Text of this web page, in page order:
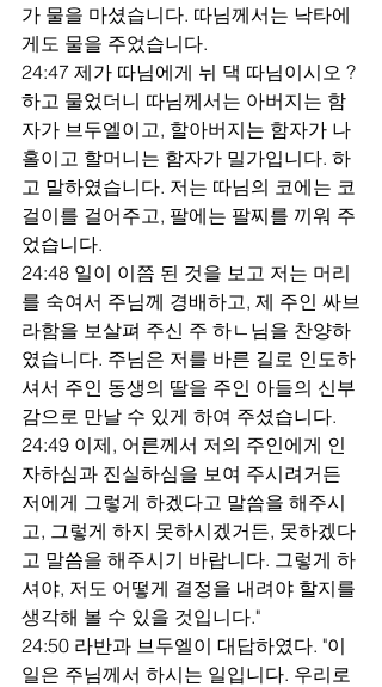
가 물을 마셨습니다. 따님께서는 낙타에
게도 물을 주었습니다.
24:47 제가 따님에게 뉘 댁 따님이시오 ?
하고 물었더니 따님께서는 아버지는 함
자가 브두엘이고, 할아버지는 함자가 나
홀이고 할머니는 함자가 밀가입니다. 하
고 말하였습니다. 저는 따님의 코에는 코
걸이를 걸어주고, 팔에는 팔찌를 끼워 주
었습니다.
24:48 일이 이쯤 된 것을 보고 저는 머리
를 숙여서 주님께 경배하고, 제 주인 싸브
라함을 보살펴 주신 주 하ㄴ님을 찬양하
였습니다. 주님은 저를 바른 길로 인도하
셔서 주인 동생의 딸을 주인 아들의 신부
감으로 만날 수 있게 하여 주셨습니다.
24:49 이제, 어른께서 저의 주인에게 인
자하심과 진실하심을 보여 주시려거든
저에게 그렇게 하겠다고 말씀을 해주시
고, 그렇게 하지 못하시겠거든, 못하겠다
고 말씀을 해주시기 바랍니다. 그렇게 하
셔야, 저도 어떻게 결정을 내려야 할지를
생각해 볼 수 있을 것입니다."
24:50 라반과 브두엘이 대답하였다. "이
일은 주님께서 하시는 일입니다. 우리로